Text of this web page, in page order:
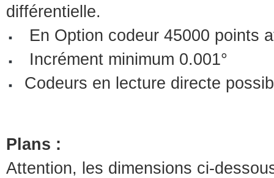
différentielle.
En Option codeur 45000 points
Incrément minimum 0.001°
Codeurs en lecture directe
Plans :
Attention, les dimensions ci-